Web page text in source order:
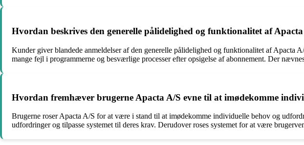
Hvordan beskrives den generelle pålidelighed og funktionalitet af
Kunder giver blandede anmeldelser af den generelle pålidelighed og funktionalitet af Apacta
mange fejl i programmerne og besværlige processer efter opsigelse af abonnement. Der
Hvordan fremhæver brugerne Apacta A/S evne til at imødekomme
Brugerne roser Apacta A/S for at være i stand til at imødekomme individuelle behov og
udfordringer og tilpasse systemet til deres krav. Derudover roses systemet for at være